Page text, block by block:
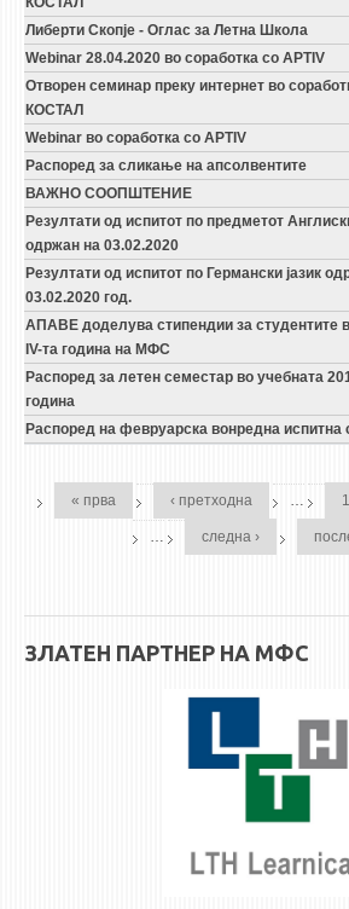
Либерти Скопје - Оглас за Летна Школа
Webinar 28.04.2020 во соработка со APTIV
Отворен семинар преку интернет во
КОСТАЛ
Webinar во соработка со APTIV
Распоред за сликање на апсолвентите
ВАЖНО СООПШТЕНИЕ
Резултати од испитот по предметот
одржан на 03.02.2020
Резултати од испитот по Германски јазик
03.02.2020 год.
АПАВЕ доделува стипендии за студентите
IV-та година на МФС
Распоред за летен семестар во учебната
година
Распоред на февруарска вонредна испитна
« прва ‹ претходна …
… следна ›
ЗЛАТЕН ПАРТНЕР НА МФС